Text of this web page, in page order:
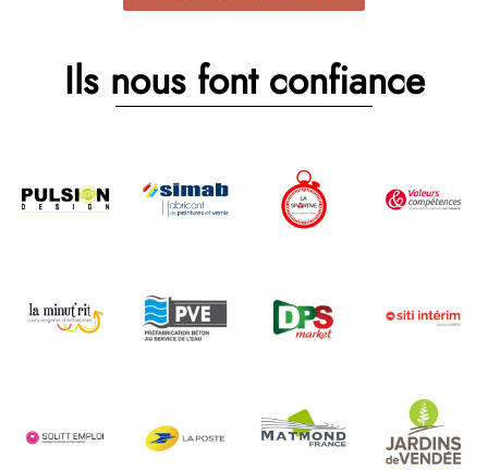
Ils nous font confiance